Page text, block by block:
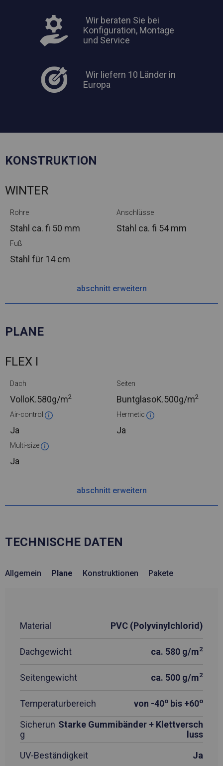
Wir beraten Sie bei
Konfiguration, Montage
und Service
Wir liefern 10 Länder in
Europa
KONSTRUKTION
WINTER
Rohre
Stahl ca. fi 50 mm
Anschlüsse
Stahl ca. fi 54 mm
Fuß
Stahl für 14 cm
abschnitt erweitern
PLANE
FLEX I
Dach
VolloK.580g/m2
Seiten
BuntglasoK.500g/m2
Air-control
Ja
Hermetic
Ja
Multi-size
Ja
abschnitt erweitern
TECHNISCHE DATEN
Allgemein Plane Konstruktionen Pakete
Material PVC (Polyvinylchlorid)
Dachgewicht ca. 580 g/m2
Seitengewicht ca. 500 g/m2
Temperaturbereich von -40o bis +60o
Sicherun
g
Starke Gummibänder + Klettversch
luss
UV-Beständigkeit
Ja